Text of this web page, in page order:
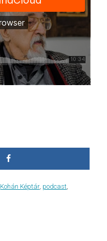
Kohán Képtár, podcast,